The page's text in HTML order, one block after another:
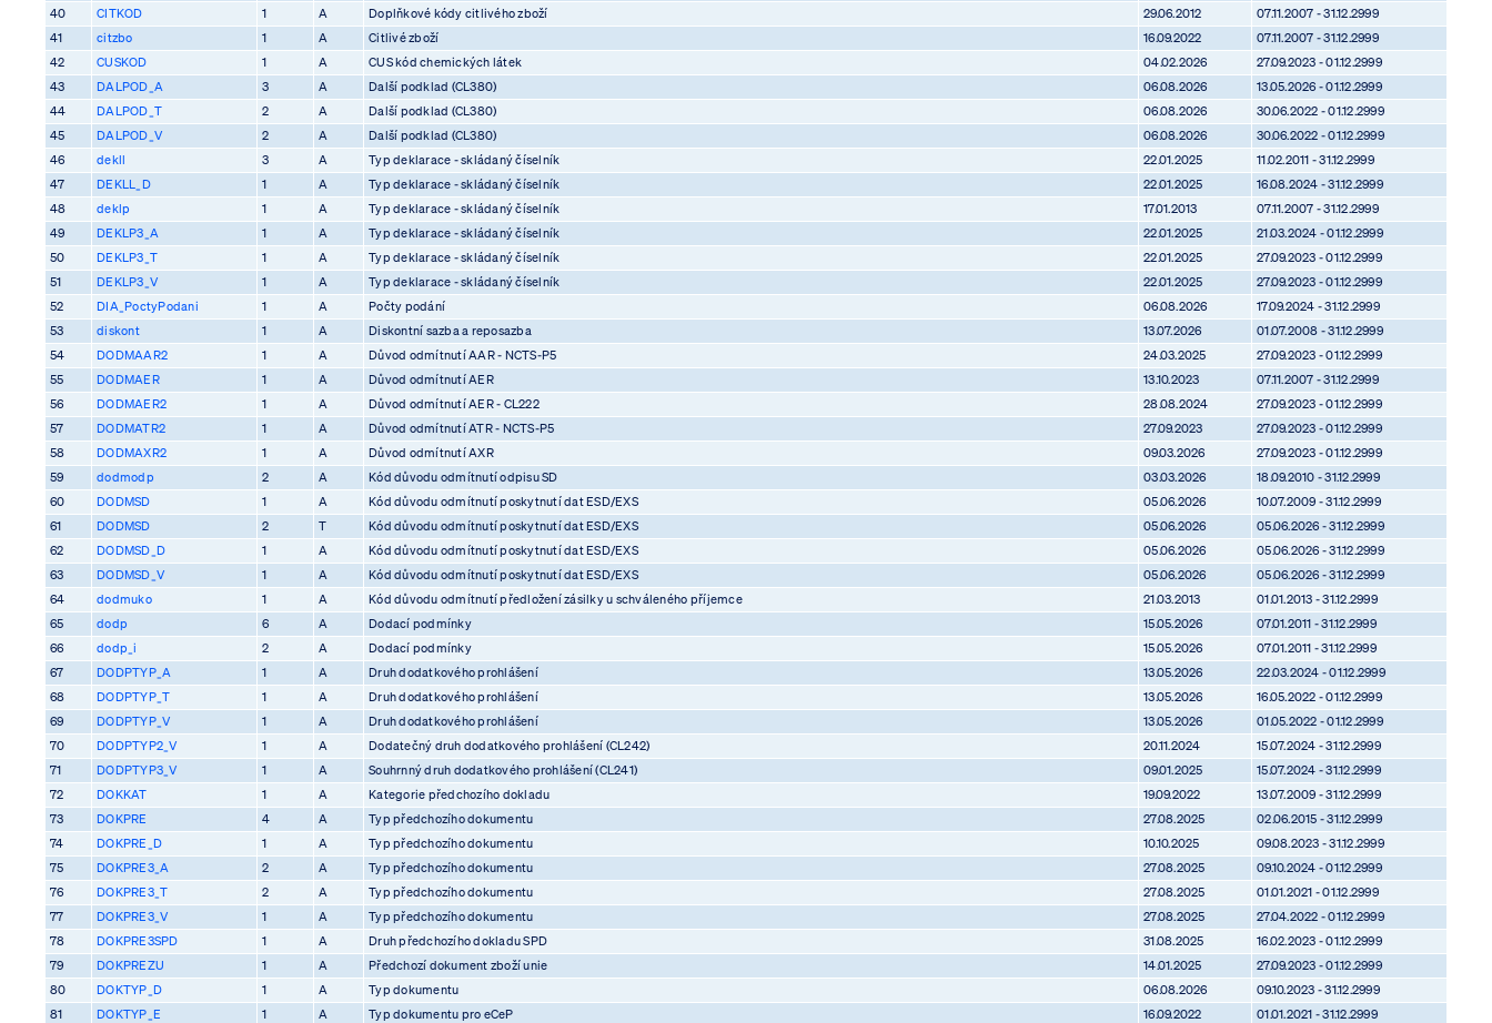
40
CITKOD 1 A Doplňkové kódy citlivého zboží 29.06.2012
07.11.2007 - 31.12.2999
41
citzbo 1 A Citlivé zboží 16.09.2022
07.11.2007 - 31.12.2999
42
CUSKOD 1 A CUS kód chemických látek 04.02.2026
27.09.2023 - 01.12.2999
43
DALPOD_A 3 A Další podklad (CL380) 06.08.2026
13.05.2026 - 01.12.2999
44
DALPOD_T 2 A Další podklad (CL380) 06.08.2026
30.06.2022 - 01.12.2999
45
DALPOD_V 2 A Další podklad (CL380) 06.08.2026
30.06.2022 - 01.12.2999
46
dekll 3 A Typ deklarace - skládaný číselník 22.01.2025
11.02.2011 - 31.12.2999
47
DEKLL_D 1 A Typ deklarace - skládaný číselník 22.01.2025
16.08.2024 - 31.12.2999
48
deklp 1 A Typ deklarace - skládaný číselník 17.01.2013
07.11.2007 - 31.12.2999
49
DEKLP3_A 1 A Typ deklarace - skládaný číselník 22.01.2025
21.03.2024 - 01.12.2999
50
DEKLP3_T 1 A Typ deklarace - skládaný číselník 22.01.2025
27.09.2023 - 01.12.2999
51
DEKLP3_V 1 A Typ deklarace - skládaný číselník 22.01.2025
27.09.2023 - 01.12.2999
52
DIA_PoctyPodani 1 A Počty podání 06.08.2026
17.09.2024 - 31.12.2999
53
diskont 1 A Diskontní sazba a reposazba 13.07.2026
01.07.2008 - 31.12.2999
54
DODMAAR2 1 A Důvod odmítnutí AAR - NCTS-P5 24.03.2025
27.09.2023 - 01.12.2999
55
DODMAER 1 A Důvod odmítnutí AER 13.10.2023
07.11.2007 - 31.12.2999
56
DODMAER2 1 A Důvod odmítnutí AER - CL222 28.08.2024
27.09.2023 - 01.12.2999
57
DODMATR2 1 A Důvod odmítnutí ATR - NCTS-P5 27.09.2023
27.09.2023 - 01.12.2999
58
DODMAXR2 1 A Důvod odmítnutí AXR 09.03.2026
27.09.2023 - 01.12.2999
59
dodmodp 2 A Kód důvodu odmítnutí odpisu SD 03.03.2026
18.09.2010 - 31.12.2999
60
DODMSD 1 A Kód důvodu odmítnutí poskytnutí dat ESD/EXS 05.06.2026
10.07.2009 - 31.12.2999
61
DODMSD 2 T Kód důvodu odmítnutí poskytnutí dat ESD/EXS 05.06.2026
05.06.2026 - 31.12.2999
62
DODMSD_D 1 A Kód důvodu odmítnutí poskytnutí dat ESD/EXS 05.06.2026
05.06.2026 - 31.12.2999
63
DODMSD_V 1 A Kód důvodu odmítnutí poskytnutí dat ESD/EXS 05.06.2026
05.06.2026 - 31.12.2999
64
dodmuko 1 A Kód důvodu odmítnutí předložení zásilky u schváleného příjemce 21.03.2013
01.01.2013 - 31.12.2999
65
dodp 6 A Dodací podmínky 15.05.2026
07.01.2011 - 31.12.2999
66
dodp_i 2 A Dodací podmínky 15.05.2026
07.01.2011 - 31.12.2999
67
DODPTYP_A 1 A Druh dodatkového prohlášení 13.05.2026
22.03.2024 - 01.12.2999
68
DODPTYP_T 1 A Druh dodatkového prohlášení 13.05.2026
16.05.2022 - 01.12.2999
69
DODPTYP_V 1 A Druh dodatkového prohlášení 13.05.2026
01.05.2022 - 01.12.2999
70
DODPTYP2_V 1 A Dodatečný druh dodatkového prohlášení (CL242) 20.11.2024
15.07.2024 - 31.12.2999
71
DODPTYP3_V 1 A Souhrnný druh dodatkového prohlášení (CL241) 09.01.2025
15.07.2024 - 31.12.2999
72
DOKKAT 1 A Kategorie předchozího dokladu 19.09.2022
13.07.2009 - 31.12.2999
73
DOKPRE 4 A Typ předchozího dokumentu 27.08.2025
02.06.2015 - 31.12.2999
74
DOKPRE_D 1 A Typ předchozího dokumentu 10.10.2025
09.08.2023 - 31.12.2999
75
DOKPRE3_A 2 A Typ předchozího dokumentu 27.08.2025
09.10.2024 - 01.12.2999
76
DOKPRE3_T 2 A Typ předchozího dokumentu 27.08.2025
01.01.2021 - 01.12.2999
77
DOKPRE3_V 1 A Typ předchozího dokumentu 27.08.2025
27.04.2022 - 01.12.2999
78
DOKPRE3SPD 1 A Druh předchozího dokladu SPD 31.08.2025
16.02.2023 - 01.12.2999
79
DOKPREZU 1 A Předchozí dokument zboží unie 14.01.2025
27.09.2023 - 01.12.2999
80
DOKTYP_D 1 A Typ dokumentu 06.08.2026
09.10.2023 - 31.12.2999
81
DOKTYP_E 1 A Typ dokumentu pro eCeP 16.09.2022
01.01.2021 - 31.12.2999